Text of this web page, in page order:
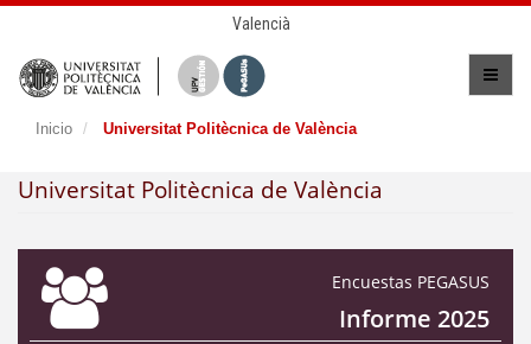
Valencià
Inicio Universitat Politècnica de València
Universitat Politècnica de València
Encuestas PEGASUS
Informe 2025